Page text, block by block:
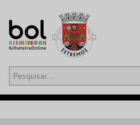
Olá,iniciar sessão